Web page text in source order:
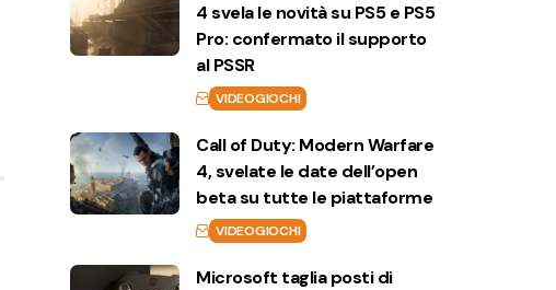
4 svela le novità su PS5 e PS5
Pro: confermato il supporto
al PSSR
VIDEOGIOCHI
Call of Duty: Modern Warfare
4, svelate le date dell’open
beta su tutte le piattaforme
VIDEOGIOCHI
Microsoft taglia posti di